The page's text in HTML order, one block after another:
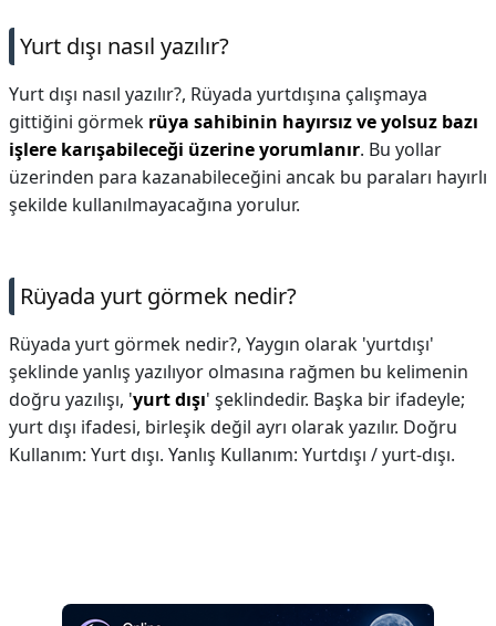
Yurt dışı nasıl yazılır?
Yurt dışı nasıl yazılır?, Rüyada yurtdışına çalışmaya
gittiğini görmek rüya sahibinin hayırsız ve yolsuz bazı
işlere karışabileceği üzerine yorumlanır. Bu yollar
üzerinden para kazanabileceğini ancak bu paraları hayırlı
şekilde kullanılmayacağına yorulur.
Rüyada yurt görmek nedir?
Rüyada yurt görmek nedir?, Yaygın olarak 'yurtdışı'
şeklinde yanlış yazılıyor olmasına rağmen bu kelimenin
doğru yazılışı, 'yurt dışı' şeklindedir. Başka bir ifadeyle;
yurt dışı ifadesi, birleşik değil ayrı olarak yazılır. Doğru
Kullanım: Yurt dışı. Yanlış Kullanım: Yurtdışı / yurt-dışı.